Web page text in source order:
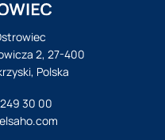
2, 27-400
Polska
249 30 00